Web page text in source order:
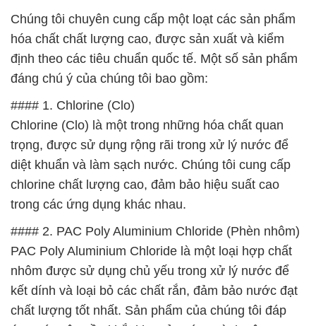
Chúng tôi chuyên cung cấp một loạt các sản phẩm
hóa chất chất lượng cao, được sản xuất và kiểm
định theo các tiêu chuẩn quốc tế. Một số sản phẩm
đáng chú ý của chúng tôi bao gồm:
#### 1. Chlorine (Clo)
Chlorine (Clo) là một trong những hóa chất quan
trọng, được sử dụng rộng rãi trong xử lý nước để
diệt khuẩn và làm sạch nước. Chúng tôi cung cấp
chlorine chất lượng cao, đảm bảo hiệu suất cao
trong các ứng dụng khác nhau.
#### 2. PAC Poly Aluminium Chloride (Phèn nhôm)
PAC Poly Aluminium Chloride là một loại hợp chất
nhôm được sử dụng chủ yếu trong xử lý nước để
kết dính và loại bỏ các chất rắn, đảm bảo nước đạt
chất lượng tốt nhất. Sản phẩm của chúng tôi đáp